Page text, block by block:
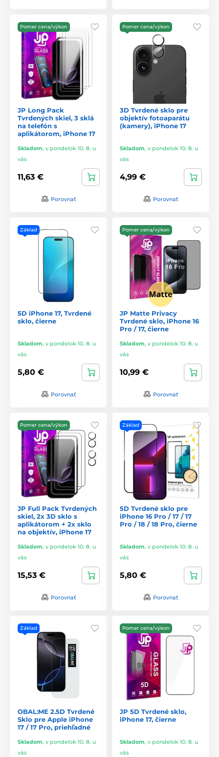
Pomer cena/výkon
JP Long Pack
Tvrdených skiel, 3 sklá
na telefón s
aplikátorom, iPhone 17
Skladom, v pondelok 10. 8. u
vás
11,63 €
Porovnať
Pomer cena/výkon
3D Tvrdené sklo pre
objektív fotoaparátu
(kamery), iPhone 17
Skladom, v pondelok 10. 8. u
vás
4,99 €
Porovnať
Základ
5D iPhone 17, Tvrdené
sklo, čierne
Skladom, v pondelok 10. 8. u
vás
5,80 €
Porovnať
Pomer cena/výkon
JP Matte Privacy
Tvrdené sklo, iPhone 16
Pro / 17, čierne
Skladom, v pondelok 10. 8. u
vás
10,99 €
Porovnať
Pomer cena/výkon
JP Full Pack Tvrdených
skiel, 2x 3D sklo s
aplikátorom + 2x sklo
na objektív, iPhone 17
Skladom, v pondelok 10. 8. u
vás
15,53 €
Porovnať
Základ
5D Tvrdené sklo pre
iPhone 16 Pro / 17 / 17
Pro / 18 / 18 Pro, čierne
Skladom, v pondelok 10. 8. u
vás
5,80 €
Porovnať
Základ
OBAL:ME 2.5D Tvrdené
Sklo pre Apple iPhone
17 / 17 Pro, priehľadné
Skladom, v pondelok 10. 8. u
vás
Pomer cena/výkon
JP 5D Tvrdené sklo,
iPhone 17, čierne
Skladom, v pondelok 10. 8. u
vás